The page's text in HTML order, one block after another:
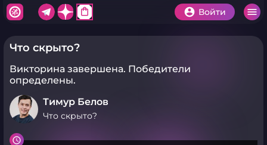
shopping_bag Войти
Что скрыто?
Викторина завершена. Победители
определены.
Тимур Белов
Что скрыто?